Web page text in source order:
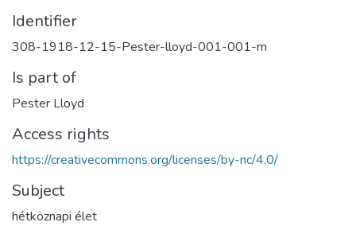
Identifier
308-1918-12-15-Pester-lloyd-001-001-m
Is part of
Pester Lloyd
Access rights
https://creativecommons.org/licenses/by-nc/4.0/
Subject
hétköznapi élet